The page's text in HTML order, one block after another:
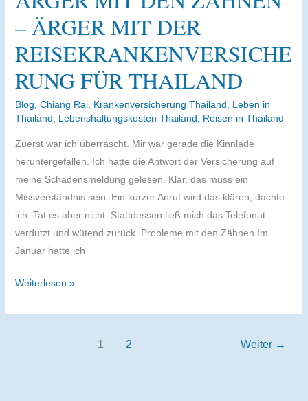
mehr
Farben
glühende
Zungen
oder
World‘s
Best
Food?
– ÄRGER MIT DER
REISEKRANKENVERSICHE
RUNG FÜR THAILAND
Blog Chiang Rai, Krankenversicherung Thailand
Leben in
Thailand
Lebenshaltungskosten Thailand Reisen in Thailand
Zuerst war ich überrascht. Mir war gerade die Kinnlade
heruntergefallen. Ich hatte die Antwort der Versicherung auf
meine Schadensmeldung gelesen. Klar, das muss ein
Missverständnis sein. Ein kurzer Anruf wird das klären, dachte
ich. Tat es aber nicht. Stattdessen ließ mich das Telefonat
verdutzt und wütend zurück. Probleme mit den Zähnen Im
Januar hatte ich
Ärger
Weiterlesen »
1 2 Weiter →